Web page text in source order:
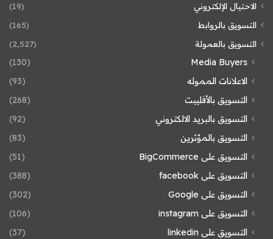
الاحتيال الإلكتروني
(19)
التسويق بالروابط
(165)
التسويق بالعمولة
(2٬527)
Media Buyers
(130)
الاعلانات المموله
(93)
التسويق بالأفلييت
(268)
التسويق بالبريد الالكتروني
(92)
التسويق بالمؤثرين
(83)
التسويق على BigCommerce
(51)
التسويق على facebook
(388)
التسويق على Google
(302)
التسويق على instagram
(106)
التسويق على linkedin
(37)